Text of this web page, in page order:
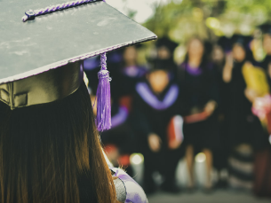
EN SAVOIR PLUS